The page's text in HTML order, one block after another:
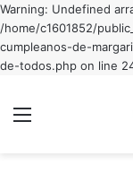
Warning: Undefined
/home/c1601852/
cumpleanos-de-
de-todos.php on line